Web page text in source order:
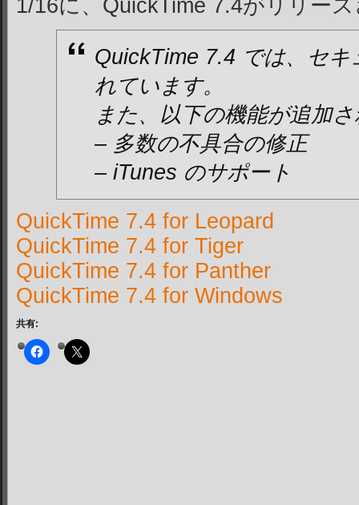
1/16に、QuickTime 7.4がリリー
QuickTime 7.4 では、セ
れています。
また、以下の機能が追加
– 多数の不具合の修正
– iTunes のサポート
QuickTime 7.4 for Leopard
QuickTime 7.4 for Tiger
QuickTime 7.4 for Panther
QuickTime 7.4 for Windows
共有: